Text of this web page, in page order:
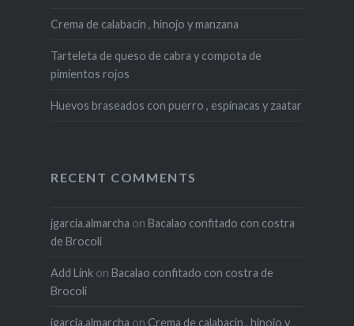
Crema de calabacín , hinojo y manzana
Tarteleta de queso de cabra y compota de
pimientos rojos
Huevos braseados con puerro , espinacas y zaatar
RECENT COMMENTS
jgarcia.almarcha on Bacalao confitado con costra
de Brocoli
Add Linkon Bacalao confitado con costra de
Brocoli
jgarcia.almarcha on Crema de calabacín , hinojo y